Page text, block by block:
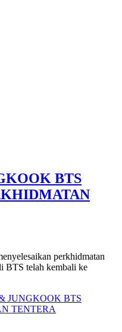
BTS
perkhidmatan
BTS telah kembali ke
JUNGKOOK BTS
TENTERA